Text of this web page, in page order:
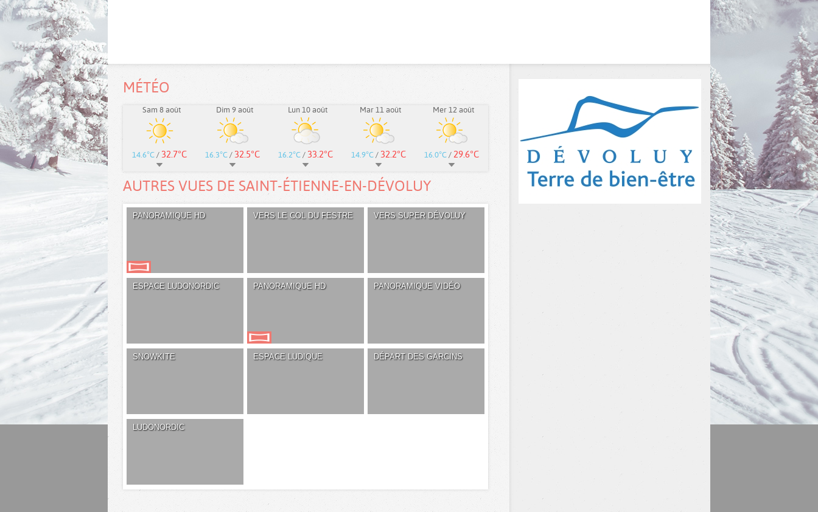
MÉTÉO
Sam 8 août
14.6°C / 32.7°C
Dim 9 août
16.3°C / 32.5°C
Lun 10 août
16.2°C / 33.2°C
Mar 11 août
14.9°C / 32.2°C
Mer 12 août
16.0°C / 29.6°C
AUTRES VUES DE SAINT-ÉTIENNE-EN-DÉVOLUY
PANORAMIQUE HD VERS LE COL DU FESTRE VERS SUPER DÉVOLUY
ESPACE LUDONORDIC PANORAMIQUE HD PANORAMIQUE VIDÉO
SNOWKITE ESPACE LUDIQUE DÉPART DES GARCINS
LUDONORDIC